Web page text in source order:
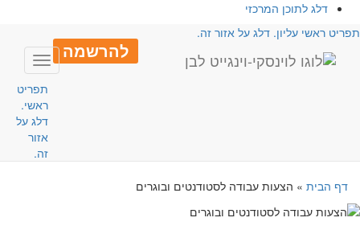
דלג לתוכן המרכזי
ראשי עליון. דלג על אזור זה.
להרשמה
Toggle
תפריט
ראשי.
דלג על
אזור
זה.
דף הבית» הצעות עבודה לסטודנטים ובוגרים